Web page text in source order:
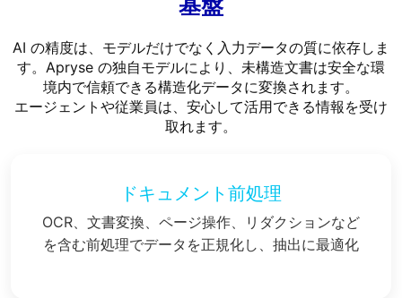
AI の精度は、モデルだけでなく入力データの質に依存しま
す。Apryse の独自モデルにより、未構造文書は安全な環
境内で信頼できる構造化データに変換されます。
エージェントや従業員は、安心して活用できる情報を受け
取れます。
ドキュメント前処理
OCR、文書変換、ページ操作、リダクションなど
を含む前処理でデータを正規化し、抽出に最適化